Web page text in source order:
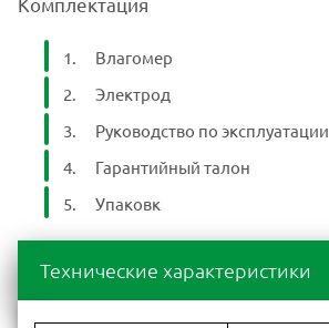
Влагомер
Электрод
Руководство по эксплуатации
Гарантийный талон
Упаковк
Технические характеристики